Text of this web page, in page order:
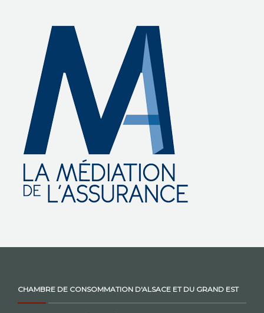
NOS ACTIONS
CONTACT
CHAMBRE DE CONSOMMATION D'ALSACE ET DU GRAND EST